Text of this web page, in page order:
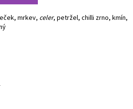
mrkev, celer, petržel, chilli zrno, kmín,